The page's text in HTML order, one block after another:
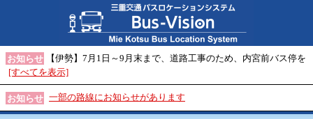
お知らせ
【伊勢】7月1日～9月末まで、道路工事のため、内宮前バス停を
[すべてを表示]
お知らせ 一部の路線にお知らせがあります